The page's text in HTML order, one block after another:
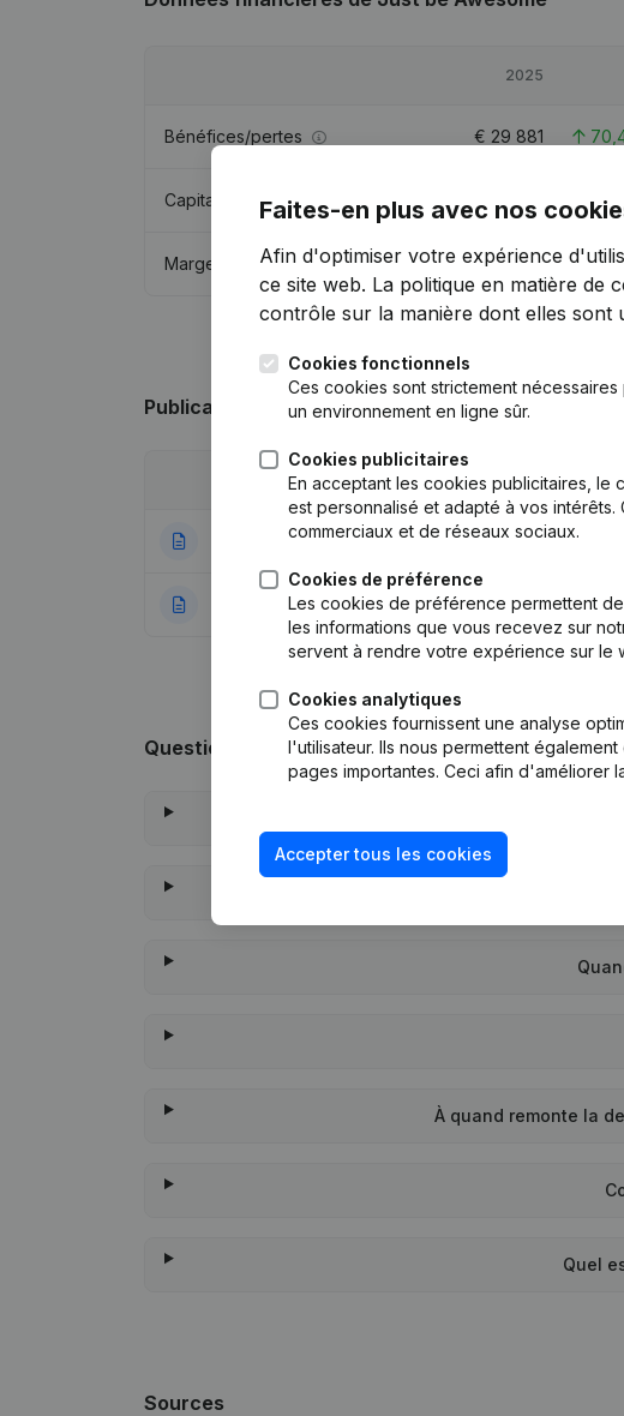
2025
Bénéfices/pertes € 29 881
Capitaux propres -
Marge brute €38 474
Publications de Just be Awesome
Publication
14-07-2025 Siège Social(NL)
22-12-2020 Rubrique Constitution
Questions fréquemment posées
À quand remonte la
Quel
Sources
Faites-en plus avec nos
Afin d'optimiser votre expérience
ce site web. La politique en matière de
contrôle sur la manière dont elles sont
Cookies fonctionnels
Ces cookies sont strictement
un environnement en ligne sûr.
Cookies publicitaires
En acceptant les cookies publicitaires, le
est personnalisé et adapté à vos
commerciaux et de réseaux sociaux.
Cookies de préférence
Les cookies de préférence permettent
les informations que vous recevez sur
servent à rendre votre expérience sur le
Cookies analytiques
Ces cookies fournissent une analyse
l'utilisateur. Ils nous permettent
pages importantes. Ceci afin d'améliorer
Accepter tous les cookies